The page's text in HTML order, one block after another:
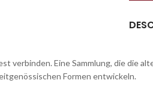
verbinden. Eine Sammlung, die die
Formen entwickeln.